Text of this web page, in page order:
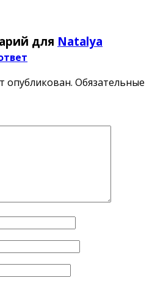
для Natalya
опубликован. Обязательные